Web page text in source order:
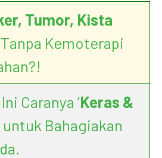
Tumor, Kista
Kemoterapi
Caranya ‘Keras &
untuk Bahagiakan